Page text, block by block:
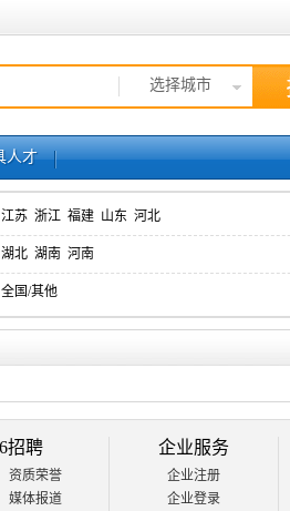
选择城市
人才
江苏 浙江 福建 山东 河北
湖北 湖南 河南
全国/其他
招聘
资质荣誉
媒体报道
企业服务
企业注册
企业登录